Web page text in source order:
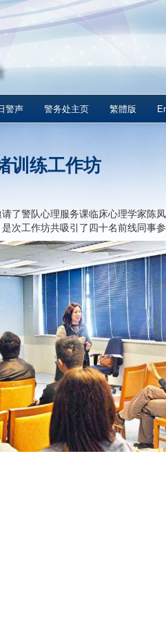
警声 警务处主页 繁體版
训练工作坊
了警队心理服务课临床心理学家陈
次工作坊共吸引了四十名前线同事参